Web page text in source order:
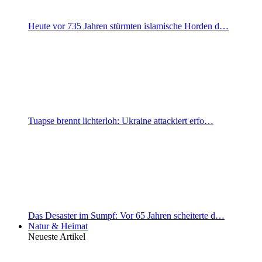
Heute vor 735 Jahren stürmten islamische Horden d…
Tuapse brennt lichterloh: Ukraine attackiert erfo…
Das Desaster im Sumpf: Vor 65 Jahren scheiterte d…
Natur & Heimat
Neueste Artikel